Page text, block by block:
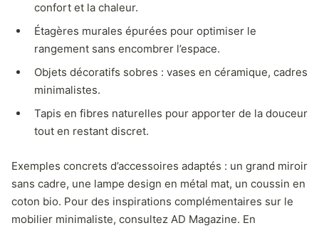
confort et la chaleur.
Étagères murales épurées pour optimiser le
rangement sans encombrer l’espace.
Objets décoratifs sobres : vases en céramique, cadres
minimalistes.
Tapis en fibres naturelles pour apporter de la douceur
tout en restant discret.
Exemples concrets d’accessoires adaptés : un grand miroir
sans cadre, une lampe design en métal mat, un coussin en
coton bio. Pour des inspirations complémentaires sur le
mobilier minimaliste, consultez AD Magazine. En